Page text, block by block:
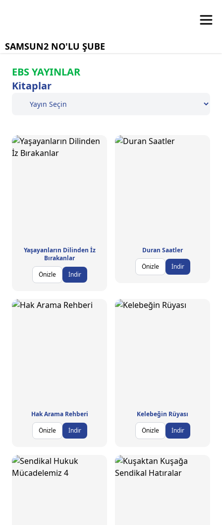
SAMSUN2 NO'LU ŞUBE
EBS YAYINLAR
Kitaplar
Yaşayanların Dilinden İz
Bırakanlar
Önizle
İndir
Duran Saatler
Önizle
İndir
Hak Arama Rehberi
Önizle
İndir
Kelebeğin Rüyası
Önizle
İndir